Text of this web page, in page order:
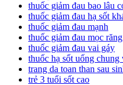
thuốc giảm đau bao lâu
thuốc giảm đau hạ sốt
thuốc giảm đau mạnh
thuốc giảm đau mọc
thuốc giảm đau vai gáy
thuốc hạ sốt uống
trang da toan than sau
trẻ 3 tuổi sốt cao